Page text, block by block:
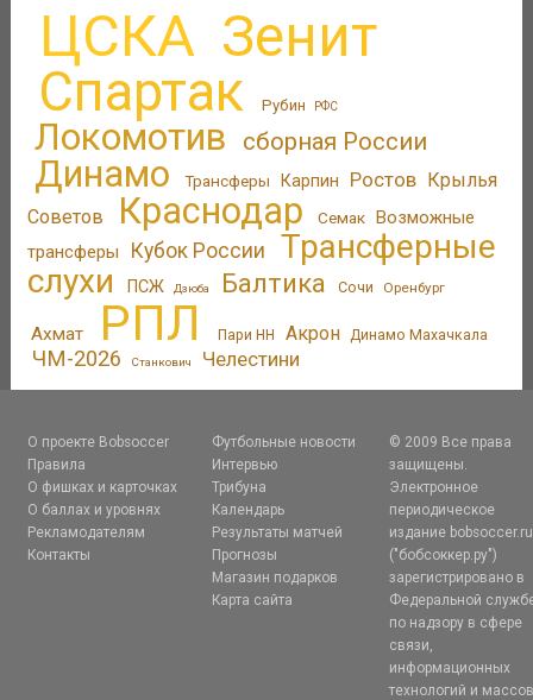
ЦСКА Зенит
Спартак Рубин РФС
Локомотив сборная России
Динамо Трансферы Карпин Ростов Крылья
Советов
Краснодар Семак Возможные
трансферы
Кубок России
Трансферные
слухи
ПСЖ Дзюба Балтика Сочи Оренбург
Ахмат РПЛ Пари НН Акрон Динамо Махачкала
ЧМ-2026 Станкович Челестини
О проекте Bobsoccer
Правила
О фишках и карточках
О баллах и уровнях
Рекламодателям
Контакты
Футбольные новости
Интервью
Трибуна
Календарь
Результаты матчей
Прогнозы
Магазин подарков
Карта сайта
© 2009 Все права
защищены.
Электронное
периодическое
издание bobsoccer.ru
("бобсоккер.ру")
зарегистрировано в
Федеральной
по надзору в сфере
связи,
информационных
технологий и